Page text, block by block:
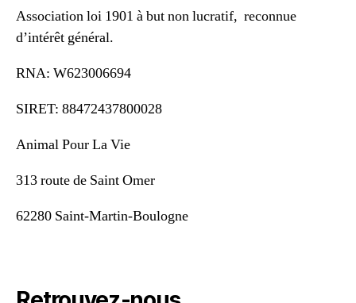
Association loi 1901 à but non lucratif, reconnue
d’intérêt général.
RNA: W623006694
SIRET: 88472437800028
Animal Pour La Vie
313 route de Saint Omer
62280 Saint-Martin-Boulogne